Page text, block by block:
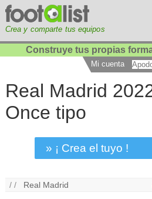
Crea y comparte tus equipos
Construye tus propias
Mi cuenta
Real Madrid
Once tipo
» ¡ Crea el tuyo !
/ / Real Madrid